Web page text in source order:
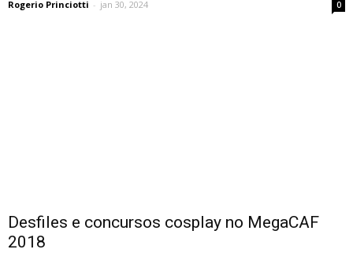
Rogerio Princiotti - jan 30, 2024 0
Desfiles e concursos cosplay no MegaCAF
2018